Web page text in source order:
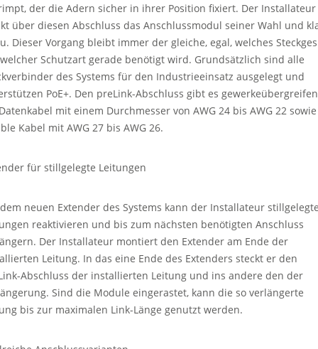
der die Adern sicher in ihrer Position fixiert. Der Installateur
über diesen Abschluss das Anschlussmodul seiner Wahl und
Dieser Vorgang bleibt immer der gleiche, egal, welches
Schutzart gerade benötigt wird. Grundsätzlich sind alle
des Systems für den Industrieeinsatz ausgelegt und
PoE+. Den preLink-Abschluss gibt es
mit einem Durchmesser von AWG 24 bis AWG 22
Kabel mit AWG 27 bis AWG 26.
für stillgelegte Leitungen
neuen Extender des Systems kann der Installateur
reaktivieren und bis zum nächsten benötigten Anschluss
Der Installateur montiert den Extender am Ende der
Leitung. In das eine Ende des Extenders steckt er den
Abschluss der installierten Leitung und ins andere den der
Sind die Module eingerastet, kann die so verlängerte
bis zur maximalen Link-Länge genutzt werden.